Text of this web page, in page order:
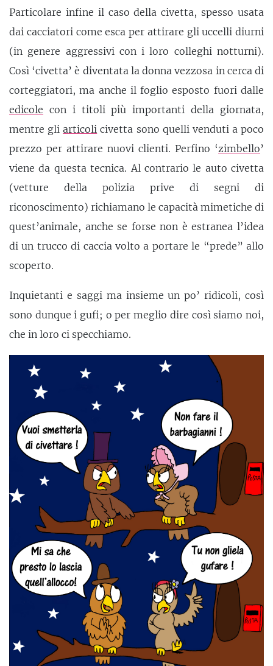
Particolare infine il caso della civetta, spesso usata
dai cacciatori come esca per attirare gli uccelli diurni
(in genere aggressivi con i loro colleghi notturni).
Così ‘civetta’ è diventata la donna vezzosa in cerca di
corteggiatori, ma anche il foglio esposto fuori dalle
edicole con i titoli più importanti della giornata,
mentre gliarticoli civetta sono quelli venduti a poco
prezzo per attirare nuovi clienti. Perfino ‘zimbello’
viene da questa tecnica. Al contrario le auto civetta
(vetture della polizia prive di segni di
riconoscimento) richiamano le capacità mimetiche di
quest’animale, anche se forse non è estranea l’idea
di un trucco di caccia volto a portare le “prede” allo
scoperto.
Inquietanti e saggi ma insieme un po’ ridicoli, così
sono dunque i gufi; o per meglio dire così siamo noi,
che in loro ci specchiamo.